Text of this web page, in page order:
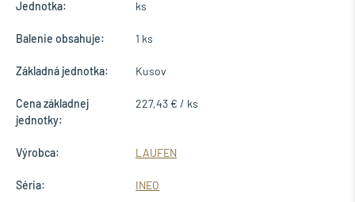
Jednotka: ks
Balenie obsahuje: 1 ks
Základná jednotka: Kusov
Cena základnej
jednotky:
227,43 € / ks
Výrobca: LAUFEN
Séria: INEO